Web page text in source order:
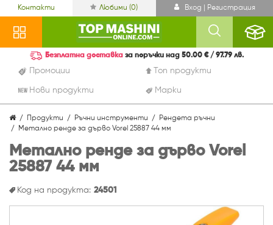
Контакти Любими (0) Вход | Регистрация
Промоции Топ продукти
Нови продукти Марки
Безплатна доставка за поръчки над 50.00 € / 97.79 лв.
Продукти Ръчни инструменти
Рендета ръчни
Метално ренде за дърво Vorel 25887 44 мм
Метално ренде за дърво Vorel
25887 44 мм
Код на продукта: 24501